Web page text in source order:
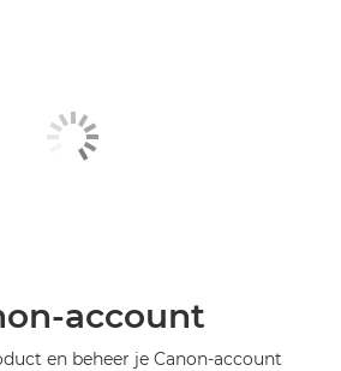
account
en beheer je Canon-account